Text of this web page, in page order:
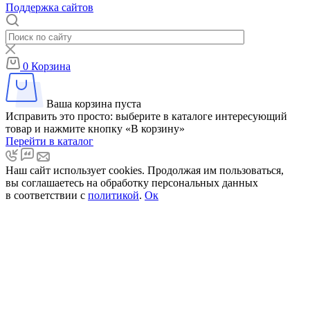
Поддержка сайтов
0 Корзина
Ваша корзина пуста
Исправить это просто: выберите в каталоге интересующий
товар и нажмите кнопку «В корзину»
Перейти в каталог
Наш сайт использует cookies. Продолжая им пользоваться,
вы соглашаетесь на обработку персональных данных
в соответствии с политикой. Ок